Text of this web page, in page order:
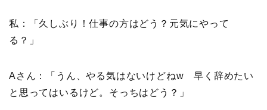
私：「久しぶり！仕事の方はどう？元気にやって
る？」
Aさん：「うん、やる気はないけどねw 早く辞めたい
と思ってはいるけど。そっちはどう？」